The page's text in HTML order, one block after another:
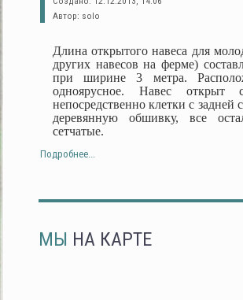
Автор: solo
Длина открытого навеса для
других навесов на ферме)
при ширине 3 метра.
одноярусное. Навес
непосредственно клетки с
деревянную обшивку, все
сетчатые.
Подробнее...
МЫ НА КАРТЕ